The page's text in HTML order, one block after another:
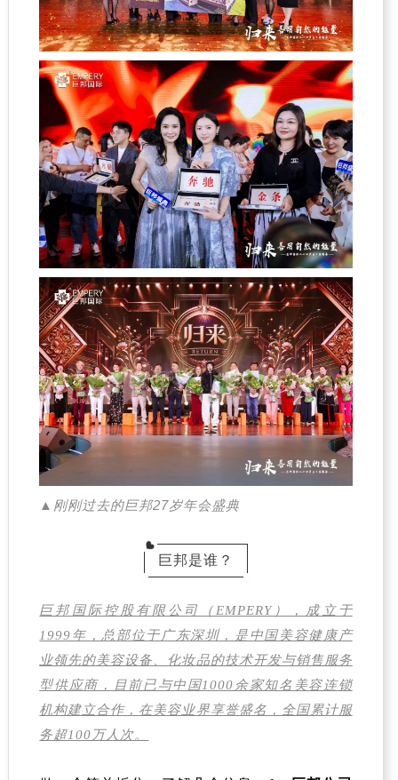
▲刚刚过去的巨邦27岁年会盛典
巨邦是谁？
巨邦国际控股有限公司（EMPERY），成立于
1999年，总部位于广东深圳，是中国美容健康产
业领先的美容设备、化妆品的技术开发与销售服务
型供应商，目前已与中国1000余家知名美容连锁
机构建立合作，在美容业界享誉盛名，全国累计服
务超100万人次。